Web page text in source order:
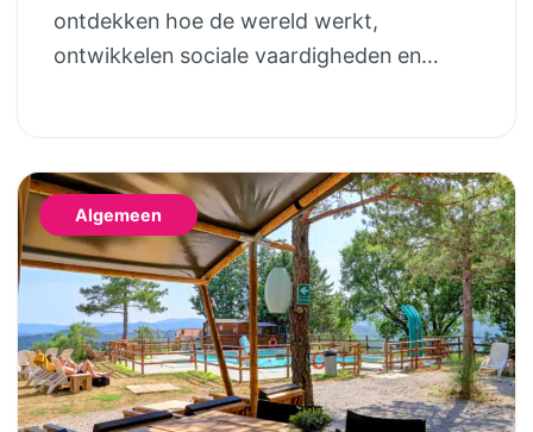
ontdekken hoe de wereld werkt,
ontwikkelen sociale vaardigheden en
aan financiële opvoeding, help je kinderen
om later bewuste keuzes te maken. Dat
hoeft helemaal niet ingewikkeld te zijn;
juist […]
Algemeen